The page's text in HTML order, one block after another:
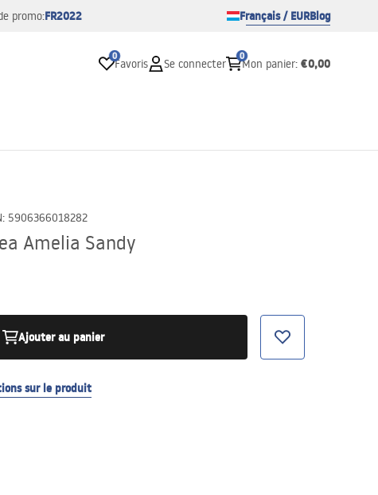
promo:FR2022 Français / EURBlog
0
Favoris Se connecter
0
Mon panier: €0,00
: 5906366018282
Amelia Sandy
Ajouter au panier
sur le produit